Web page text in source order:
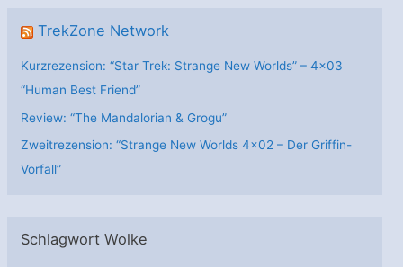
TrekZone Network
Kurzrezension: “Star Trek: Strange New Worlds” – 4×03
“Human Best Friend”
Review: “The Mandalorian & Grogu”
Zweitrezension: “Strange New Worlds 4×02 – Der Griffin-
Vorfall”
Schlagwort Wolke